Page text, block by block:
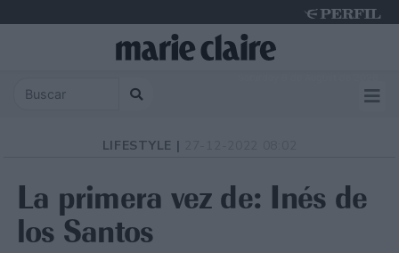
LIFESTYLE |
La primera vez de: Inés de
los Santos